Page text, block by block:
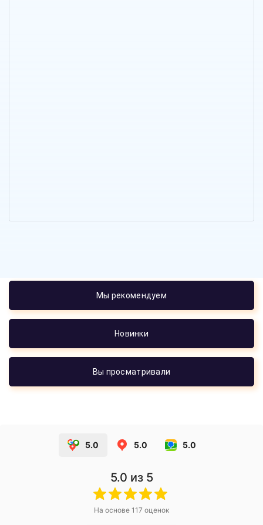
Мы рекомендуем
Новинки
Вы просматривали
5.0 5.0 5.0
5.0 из 5
На основе 117 оценок